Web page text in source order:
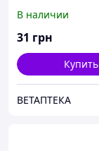
В наличии
31 грн
Купить
ВЕТАПТЕКА